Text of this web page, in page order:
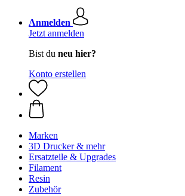
Anmelden
Jetzt anmelden
Bist du neu hier?
Konto erstellen
Marken
3D Drucker & mehr
Ersatzteile & Upgrades
Filament
Resin
Zubehör